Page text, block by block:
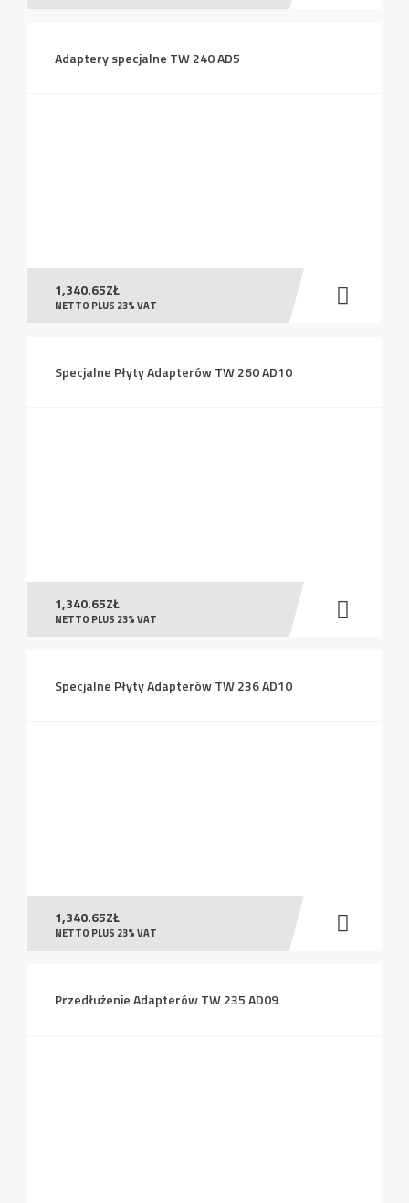
Adaptery specjalne TW 240 AD5
1,340.65ZŁ
NETTO PLUS 23% VAT
Specjalne Płyty Adapterów TW 260 AD10
1,340.65ZŁ
NETTO PLUS 23% VAT
Specjalne Płyty Adapterów TW 236 AD10
1,340.65ZŁ
NETTO PLUS 23% VAT
Przedłużenie Adapterów TW 235 AD09